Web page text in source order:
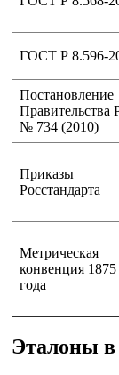
ГОСТ Р 8.596-
Постановление
Правительства
№ 734 (2010)
Приказы
Росстандарта
Метрическая
конвенция 1875
года
Эталоны в